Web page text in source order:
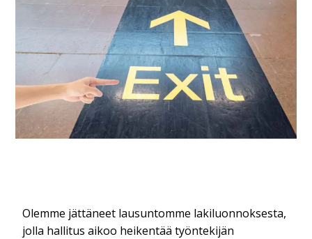
Olemme jättäneet lausuntomme lakiluonnoksesta,
jolla hallitus aikoo heikentää työntekijän